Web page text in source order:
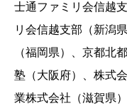
士通ファミリ会信越
リ会信越支部（新潟
（福岡県）、京都北
塾（大阪府）、株式
業株式会社（滋賀県